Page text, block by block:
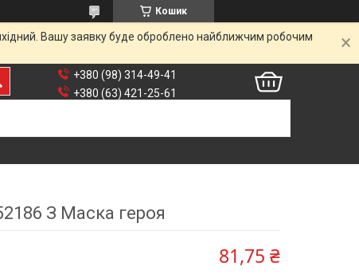
Кошик
Вашу заявку буде оброблено найближчим робочим
+380 (98) 314-49-41
+380 (63) 421-25-61
З Маска героя
81,75 ₴